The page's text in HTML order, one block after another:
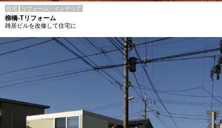
住宅 リフォーム・インテリア
柳橋-Tリフォーム
雑居ビルを改修して住宅に